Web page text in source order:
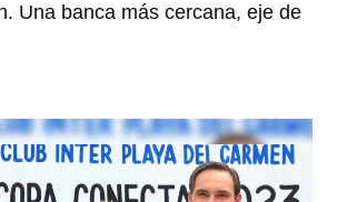
Una banca más cercana, eje de